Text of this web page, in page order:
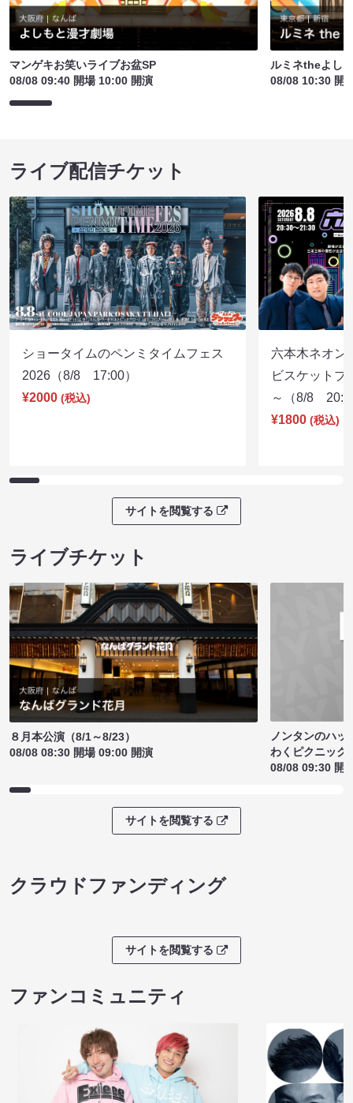
マンゲキお笑いライブお盆SP
08/08 09:40 開場 10:00 開演
ルミネtheよし
08/08 10:30 開
ライブ配信チケット
ショータイムのペンミタイムフェス
2026（8/8 17:00）
¥2000 (税込)
六本木ネオン
ビスケットブ
～（8/8
¥1800 (税込)
サイトを閲覧する
ライブチケット
８月本公演（8/1～8/23）
08/08 08:30 開場 09:00 開演
ノンタンのハッ
わくピクニック
08/08 09:30 開
サイトを閲覧する
クラウドファンディング
サイトを閲覧する
ファンコミュニティ